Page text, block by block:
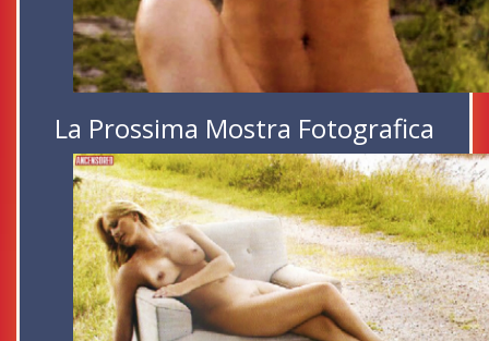
La Prossima Mostra Fotografica